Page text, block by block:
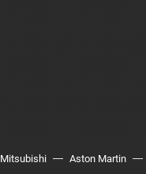
Mitsubishi Aston Martin